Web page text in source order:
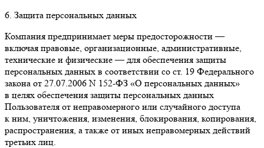
6. Защита персональных данных
Компания предпринимает меры предосторожности —
включая правовые, организационные, административные,
технические и физические — для обеспечения защиты
персональных данных в соответствии со ст. 19 Федерального
закона от 27.07.2006 N 152-ФЗ «О персональных данных»
в целях обеспечения защиты персональных данных
Пользователя от неправомерного или случайного доступа
к ним, уничтожения, изменения, блокирования, копирования,
распространения, а также от иных неправомерных действий
третьих лиц.